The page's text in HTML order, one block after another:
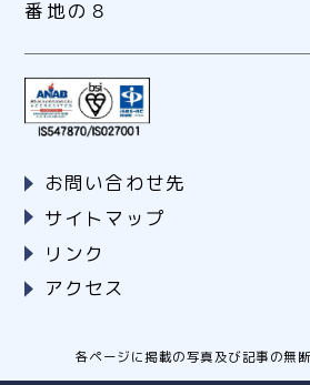
番地の８
お問い合わせ先
サイトマップ
リンク
アクセス
各ページに掲載の写真及び記事の無